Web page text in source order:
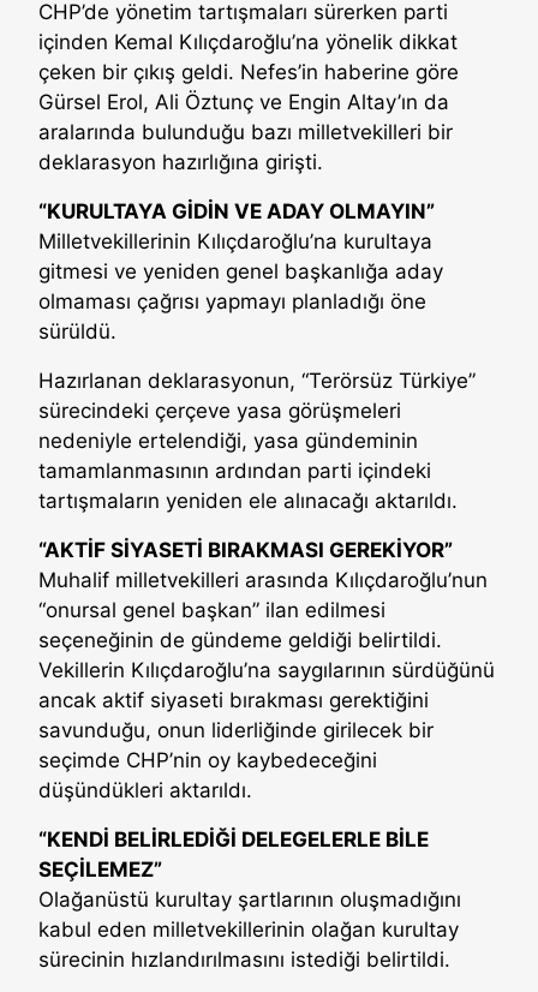
CHP’de yönetim tartışmaları sürerken parti
içinden Kemal Kılıçdaroğlu’na yönelik dikkat
çeken bir çıkış geldi. Nefes’in haberine göre
Gürsel Erol, Ali Öztunç ve Engin Altay’ın da
aralarında bulunduğu bazı milletvekilleri bir
deklarasyon hazırlığına girişti.
“KURULTAYA GİDİN VE ADAY OLMAYIN”
Milletvekillerinin Kılıçdaroğlu’na kurultaya
gitmesi ve yeniden genel başkanlığa aday
olmaması çağrısı yapmayı planladığı öne
sürüldü.
Hazırlanan deklarasyonun, “Terörsüz Türkiye”
sürecindeki çerçeve yasa görüşmeleri
nedeniyle ertelendiği, yasa gündeminin
tamamlanmasının ardından parti içindeki
tartışmaların yeniden ele alınacağı aktarıldı.
“AKTİF SİYASETİ BIRAKMASI GEREKİYOR”
Muhalif milletvekilleri arasında Kılıçdaroğlu’nun
“onursal genel başkan” ilan edilmesi
seçeneğinin de gündeme geldiği belirtildi.
Vekillerin Kılıçdaroğlu’na saygılarının sürdüğünü
ancak aktif siyaseti bırakması gerektiğini
savunduğu, onun liderliğinde girilecek bir
seçimde CHP’nin oy kaybedeceğini
düşündükleri aktarıldı.
“KENDİ BELİRLEDİĞİ DELEGELERLE BİLE
SEÇİLEMEZ”
Olağanüstü kurultay şartlarının oluşmadığını
kabul eden milletvekillerinin olağan kurultay
sürecinin hızlandırılmasını istediği belirtildi.